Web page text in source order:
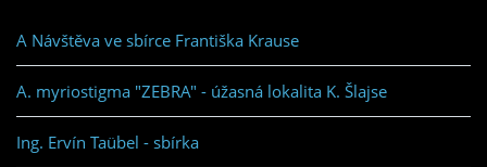
A Návštěva ve sbírce Františka Krause
A. myriostigma "ZEBRA" - úžasná lokalita K. Šlajse
Ing. Ervín Taübel - sbírka